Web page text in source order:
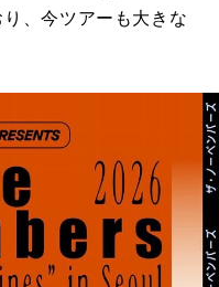
、今ツアーも大きな